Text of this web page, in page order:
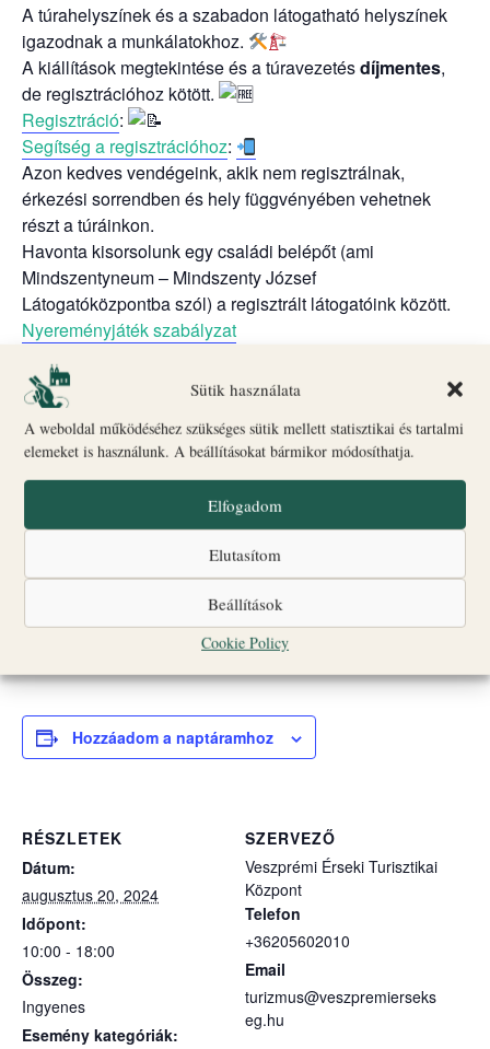
Sütik használata
A weboldal működéséhez szükséges sütik mellett statisztikai és tartalmi
elemeket is használunk. A beállításokat bármikor módosíthatja.
Elfogadom
Elutasítom
Beállítások
Cookie Policy
A túrahelyszínek és a szabadon látogatható helyszínek
igazodnak a munkálatokhoz.
A kiállítások megtekintése és a túravezetésdíjmentes,
de regisztrációhoz kötött.
Regisztráció:
Segítség a regisztrációhoz:
Azon kedves vendégeink, akik nem regisztrálnak,
érkezési sorrendben és hely függvényében vehetnek
részt a túráinkon.
Havonta kisorsolunk egy családi belépőt (ami
Mindszentyneum – Mindszenty József
Látogatóközpontba szól) a regisztrált látogatóink között.
Nyereményjáték szabályzat
szombat: 10:00-20:00; vasárnap: 10:00-18:00)
Nem káptalan a fejem
rejtvényt a papnövendéknek
Régészeti kiállítás – a 17. századi női papucs titkai
rejtenek a gyönyörű freskók?
A kanonoki ház kertje – csend és nyugalom.
Szeretettel várunk mindenkit!
Hozzáadom a naptáramhoz
RÉSZLETEK
Dátum:
augusztus 20, 2024
Időpont:
10:00 - 18:00
Összeg:
Ingyenes
Esemény kategóriák:
SZERVEZŐ
Veszprémi Érseki Turisztikai
Központ
Telefon
+36205602010
Email
turizmus@veszpremierseks
eg.hu